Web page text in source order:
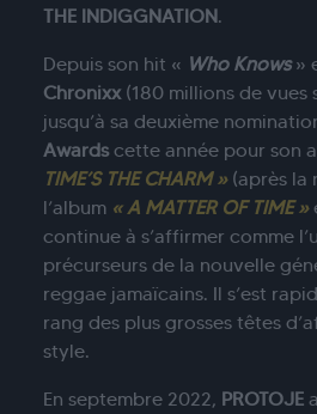
THE INDIGGNATION.
Depuis son hit « Who Knows»
Chronixx (180 millions de vues
jusqu’à sa deuxième
Awardscette année pour son
TIME’S THE CHARM » (après la
l’album « A MATTER OF TIME »
continue à s’affirmer comme
précurseurs de la nouvelle
reggae jamaïcains. Il s’est
rang des plus grosses têtes
style.
En septembre 2022, PROTOJE